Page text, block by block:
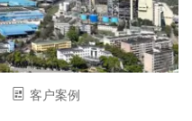
客户案例